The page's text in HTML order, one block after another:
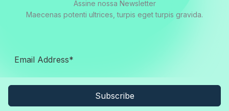
Assine nossa Newsletter
Maecenas potenti ultrices, turpis eget turpis gravida.
Subscribe